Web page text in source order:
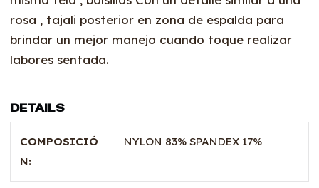
rosa , tajali posterior en zona de espalda para
brindar un mejor manejo cuando toque realizar
labores sentada.
DETAILS
COMPOSICIÓ
N:
NYLON 83% SPANDEX 17%